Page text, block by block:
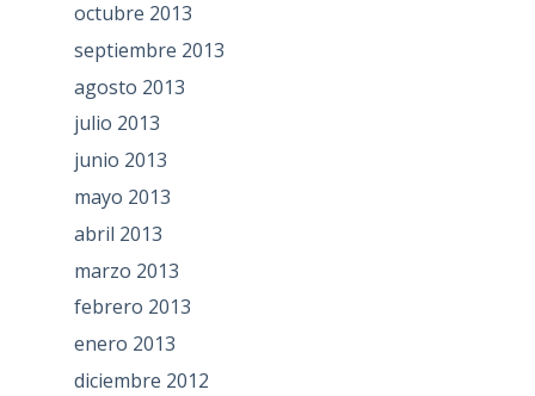
octubre 2013
septiembre 2013
agosto 2013
julio 2013
junio 2013
mayo 2013
abril 2013
marzo 2013
febrero 2013
enero 2013
diciembre 2012